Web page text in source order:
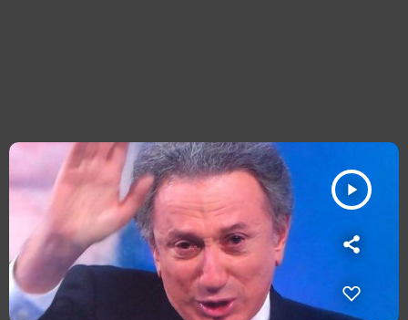
play_arrow